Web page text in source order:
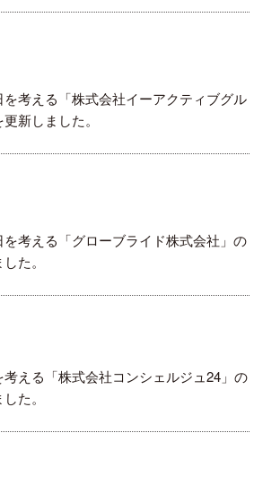
を考える「株式会社イーアクティブグル
新しました。
を考える「グローブライド株式会社」の
た。
考える「株式会社コンシェルジュ24」の
た。